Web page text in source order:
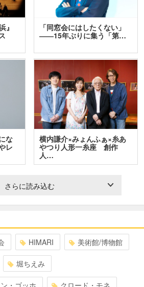
』
「同窓会にはしたくない」
――15年ぶりに集う「第…
な
レ
横内謙介×みょんふぁ×糸あ
やつり人形一糸座 創作
人…
さらに読み込む
HIMARI 美術館/博物館
堀ちえみ
・ゴッホ クロード・モネ